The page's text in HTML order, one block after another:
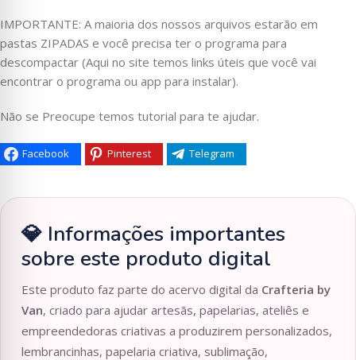
IMPORTANTE: A maioria dos nossos arquivos estarão em
pastas ZIPADAS e você precisa ter o programa para
descompactar (Aqui no site temos links úteis que você vai
encontrar o programa ou app para instalar).
Não se Preocupe temos tutorial para te ajudar.
Facebook Pinterest Telegram
💎 Informações importantes
sobre este produto digital
Este produto faz parte do acervo digital da Crafteria by
Van, criado para ajudar artesãs, papelarias, ateliês e
empreendedoras criativas a produzirem personalizados,
lembrancinhas, papelaria criativa, sublimação,